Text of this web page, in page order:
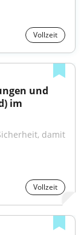
Vollzeit
und
im
damit
Vollzeit